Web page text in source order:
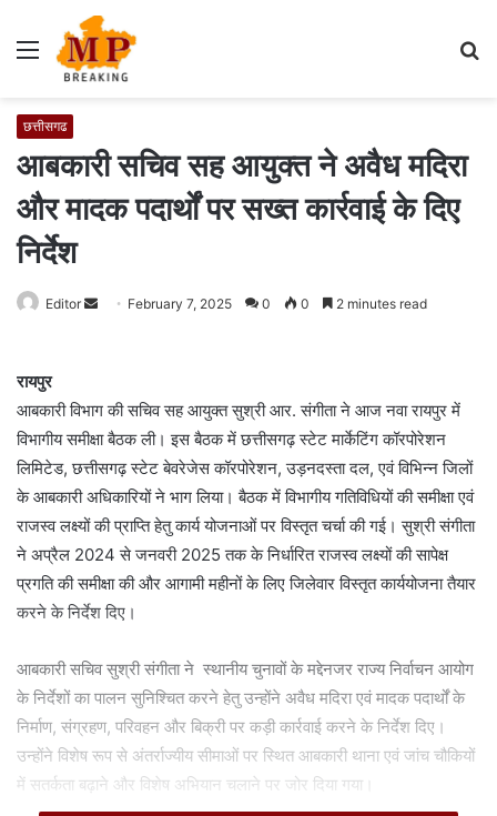
Menu
छत्तीसगढ
आबकारी सचिव सह आयुक्त ने अवैध मदिरा
और मादक पदार्थों पर सख्त कार्रवाई के दिए
निर्देश
Editor
a
n
e
m
a
February 7, 2025 0 0 2 minutes read
रायपुर
आबकारी विभाग की सचिव सह आयुक्त सुश्री आर. संगीता ने आज नवा रायपुर में
विभागीय समीक्षा बैठक ली। इस बैठक में छत्तीसगढ़ स्टेट मार्केटिंग कॉरपोरेशन
लिमिटेड, छत्तीसगढ़ स्टेट बेवरेजेस कॉरपोरेशन, उड़नदस्ता दल, एवं विभिन्न जिलों
के आबकारी अधिकारियों ने भाग लिया। बैठक में विभागीय गतिविधियों की समीक्षा एवं
राजस्व लक्ष्यों की प्राप्ति हेतु कार्य योजनाओं पर विस्तृत चर्चा की गई। सुश्री संगीता
ने अप्रैल 2024 से जनवरी 2025 तक के निर्धारित राजस्व लक्ष्यों की सापेक्ष
प्रगति की समीक्षा की और आगामी महीनों के लिए जिलेवार विस्तृत कार्ययोजना तैयार
करने के निर्देश दिए।
आबकारी सचिव सुश्री संगीता ने स्थानीय चुनावों के मद्देनजर राज्य निर्वाचन आयोग
के निर्देशों का पालन सुनिश्चित करने हेतु उन्होंने अवैध मदिरा एवं मादक पदार्थों के
निर्माण, संग्रहण, परिवहन और बिक्री पर कड़ी कार्रवाई करने के निर्देश दिए।
उन्होंने विशेष रूप से अंतर्राज्यीय सीमाओं पर स्थित आबकारी थाना एवं जांच चौकियों
में सतर्कता बढ़ाने और विशेष अभियान चलाने पर जोर दिया गया।